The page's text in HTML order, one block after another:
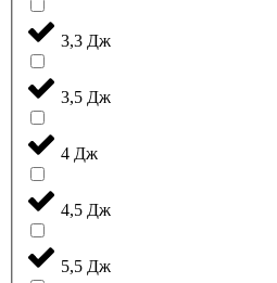
3,3 Дж
3,5 Дж
4 Дж
4,5 Дж
5,5 Дж